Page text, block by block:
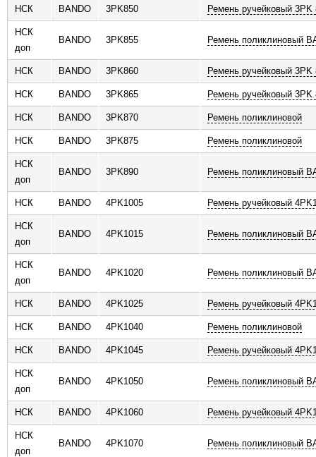
НСК BANDO 3PK850 Ремень ручейковый 3PK
НСК
доп
BANDO 3PK855 Ремень поликлиновый
НСК BANDO 3PK860 Ремень ручейковый 3PK
НСК BANDO 3PK865 Ремень ручейковый 3PK
НСК BANDO 3PK870 Ремень поликлиновой
НСК BANDO 3PK875 Ремень поликлиновой
НСК
доп
BANDO 3PK890 Ремень поликлиновый
НСК BANDO 4PK1005 Ремень ручейковый
НСК
доп
BANDO 4PK1015 Ремень поликлиновый
НСК
доп
BANDO 4PK1020 Ремень поликлиновый
НСК BANDO 4PK1025 Ремень ручейковый
НСК BANDO 4PK1040 Ремень поликлиновой
НСК BANDO 4PK1045 Ремень ручейковый
НСК
доп
BANDO 4PK1050 Ремень поликлиновый
НСК BANDO 4PK1060 Ремень ручейковый
НСК
доп
BANDO 4PK1070 Ремень поликлиновый